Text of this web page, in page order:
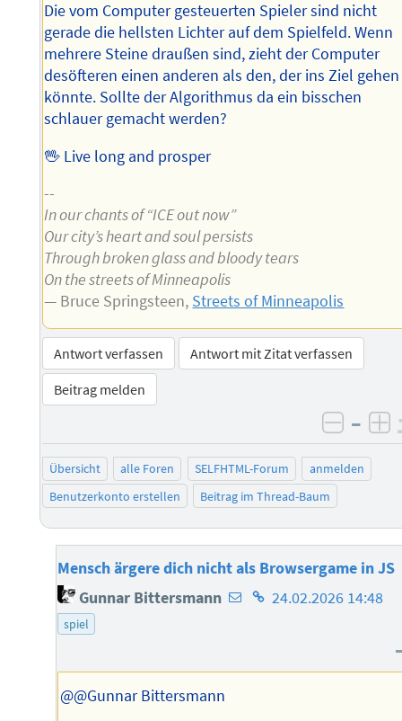
Die vom Computer gesteuerten Spieler sind nicht
gerade die hellsten Lichter auf dem Spielfeld. Wenn
mehrere Steine draußen sind, zieht der Computer
desöfteren einen anderen als den, der ins Ziel gehen
könnte. Sollte der Algorithmus da ein bisschen
schlauer gemacht werden?
🖖 Live long and prosper
--
In our chants of “ICE out now”
Our city’s heart and soul persists
Through broken glass and bloody tears
On the streets of Minneapolis
— Bruce Springsteen, Streets of Minneapolis
Antwort verfassen
Antwort mit Zitat verfassen
Beitrag melden
–
Übersicht alle Foren SELFHTML-Forum
anmelden
Benutzerkonto erstellen
Beitrag im Thread-Baum
Mensch ärgere dich nicht als Browsergame in JS
Gunnar Bittersmann E-
des
Homepage
24.02.2026 14:48
spiel
@@Gunnar Bittersmann